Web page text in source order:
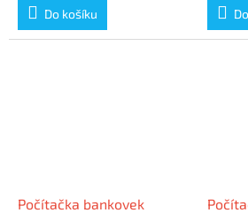
Do košíku
Počítačka bankovek